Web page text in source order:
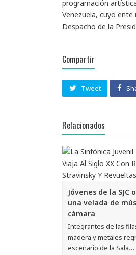
programación
Venezuela, cuyo
Despacho de la
Compartir
Tweet
Relacionados
Jóvenes de la SJC
una velada de
cámara
Integrantes de las
madera y metales
escenario de la Sala…